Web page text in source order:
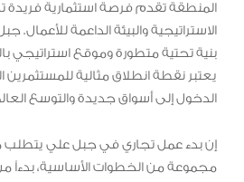
المنطقة تقدم فرصة استثمارية فريدة
الاستراتيجية والبيئة الداعمة للأعمال.
بنية تحتية متطورة وموقع استراتيجي
يعتبر نقطة انطلاق مثالية للمستثمرين
الدخول إلى أسواق جديدة والتوسع
إن بدء عمل تجاري في جبل علي يتطلب
مجموعة من الخطوات الأساسية، بدءاً